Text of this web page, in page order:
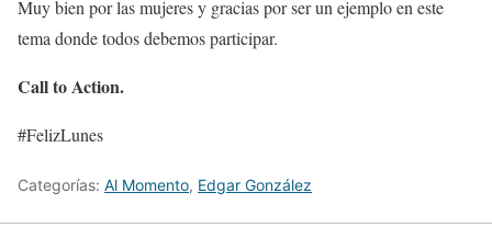
Muy bien por las mujeres y gracias por ser un ejemplo en este
tema donde todos debemos participar.
Call to Action.
#FelizLunes
Categorías: Al Momento, Edgar González